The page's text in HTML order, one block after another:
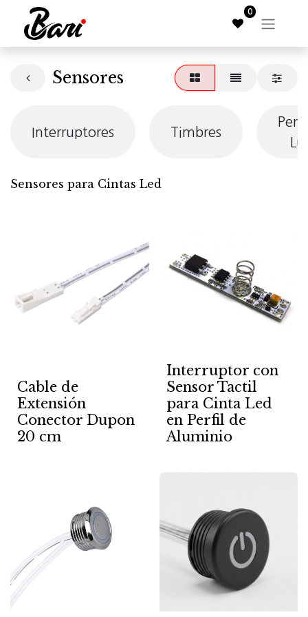
0
Sensores
Interruptores Timbres
Sensores para Cintas Led
Cable de
Extensión
Conector Dupon
20 cm
Interruptor con
Sensor Tactil
para Cinta Led
en Perfil de
Aluminio